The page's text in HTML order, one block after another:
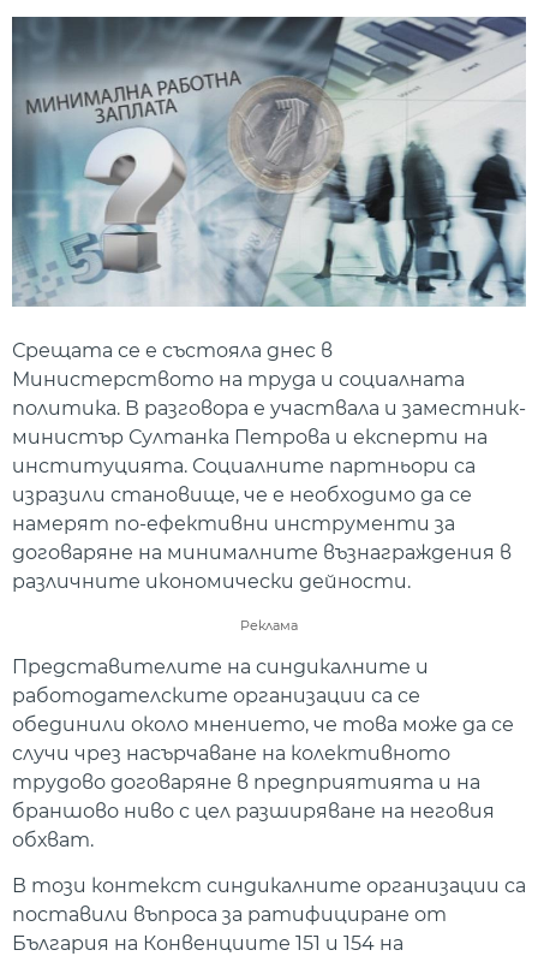
Срещата се е състояла днес в
Министерството на труда и социалната
политика. В разговора е участвала и заместник-
министър Султанка Петрова и експерти на
институцията. Социалните партньори са
изразили становище, че е необходимо да се
намерят по-ефективни инструменти за
договаряне на минималните възнаграждения в
различните икономически дейности.
Реклама
Представителите на синдикалните и
работодателските организации са се
обединили около мнението, че това може да се
случи чрез насърчаване на колективното
трудово договаряне в предприятията и на
браншово ниво с цел разширяване на неговия
обхват.
В този контекст синдикалните организации са
поставили въпроса за ратифициране от
България на Конвенциите 151 и 154 на